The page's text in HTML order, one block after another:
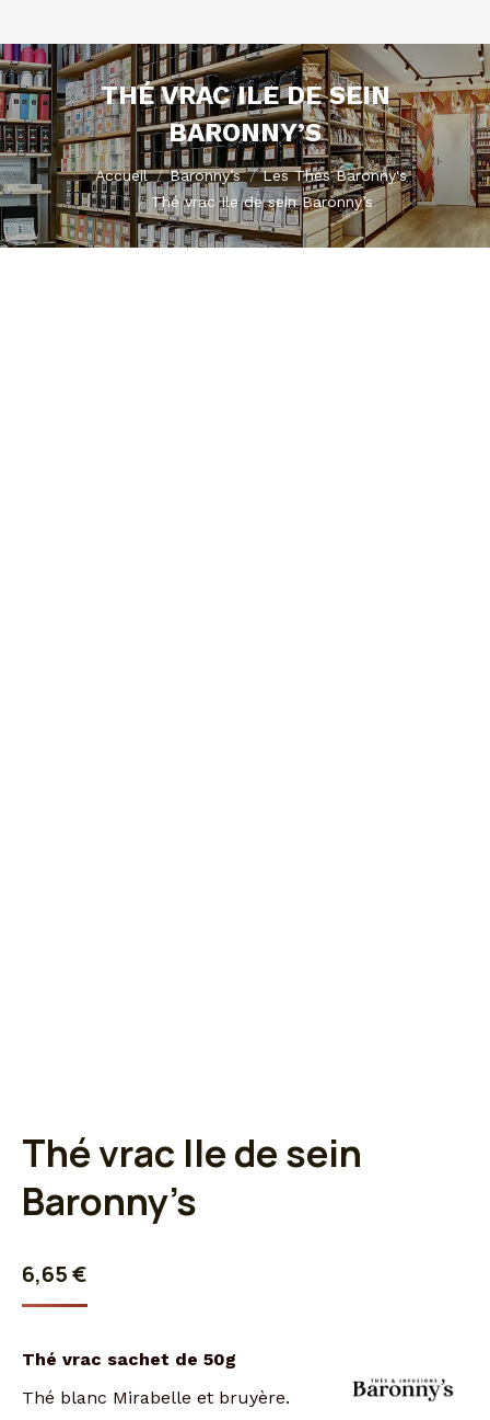
THÉ VRAC ILE DE SEIN
BARONNY’S
Vous êtes ici :
Accueil Baronny’s
Les Thés Baronny's
Thé vrac Ile de sein Baronny’s
Thé vrac Ile de sein
Baronny’s
6,65€
Thé vrac sachet de 50g
Thé blanc Mirabelle et bruyère.